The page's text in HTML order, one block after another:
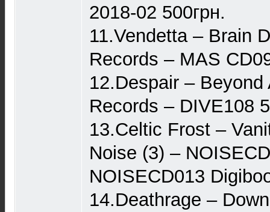
2018-02 500грн.
11.Vendetta – Brain
Records – MAS
12.Despair ‎–
Records ‎– DIVE108
13.Celtic Frost –
Noise (3) ‎–
NOISECD013
14.Deathrage –